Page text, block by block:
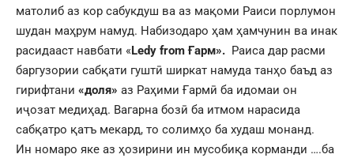
матолиб аз кор сабукдуш ва аз мақоми Раиси порлумон
шудан маҳрум намуд. Набизодаро ҳам ҳамчунин ва инак
расидааст навбати «Ledy from Ғарм». Раиса дар расми
баргузории сабқати гуштӣ ширкат намуда танҳо баъд аз
гирифтани «доля» аз Раҳими Ғармӣ ба идомаи он
иҷозат медиҳад. Вагарна бозӣ ба итмом нарасида
сабқатро қатъ мекард, то солимҳо ба худаш монанд.
Ин номаро яке аз ҳозирини ин мусобиқа корманди ….ба